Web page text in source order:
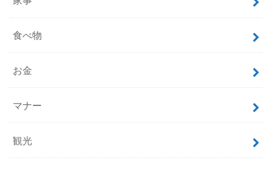
食べ物
お金
マナー
観光